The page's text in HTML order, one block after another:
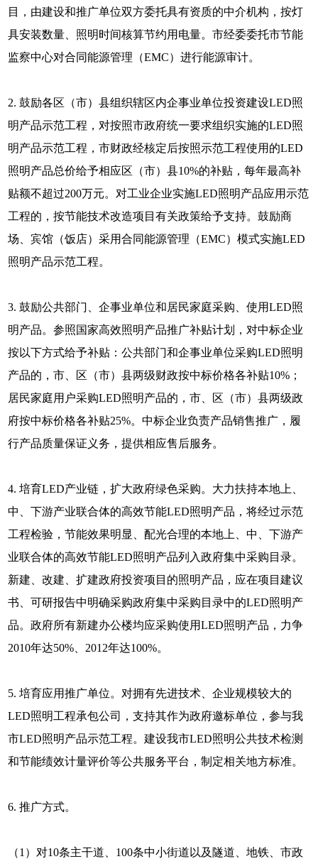
目，由建设和推广单位双方委托具有资质的中介机构，按灯
具安装数量、照明时间核算节约用电量。市经委委托市节能
监察中心对合同能源管理（EMC）进行能源审计。
2. 鼓励各区（市）县组织辖区内企事业单位投资建设LED照
明产品示范工程，对按照市政府统一要求组织实施的LED照
明产品示范工程，市财政经核定后按照示范工程使用的LED
照明产品总价给予相应区（市）县10%的补贴，每年最高补
贴额不超过200万元。对工业企业实施LED照明产品应用示范
工程的，按节能技术改造项目有关政策给予支持。鼓励商
场、宾馆（饭店）采用合同能源管理（EMC）模式实施LED
照明产品示范工程。
3. 鼓励公共部门、企事业单位和居民家庭采购、使用LED照
明产品。参照国家高效照明产品推广补贴计划，对中标企业
按以下方式给予补贴：公共部门和企事业单位采购LED照明
产品的，市、区（市）县两级财政按中标价格各补贴10%；
居民家庭用户采购LED照明产品的，市、区（市）县两级政
府按中标价格各补贴25%。中标企业负责产品销售推广，履
行产品质量保证义务，提供相应售后服务。
4. 培育LED产业链，扩大政府绿色采购。大力扶持本地上、
中、下游产业联合体的高效节能LED照明产品，将经过示范
工程检验，节能效果明显、配光合理的本地上、中、下游产
业联合体的高效节能LED照明产品列入政府集中采购目录。
新建、改建、扩建政府投资项目的照明产品，应在项目建议
书、可研报告中明确采购政府集中采购目录中的LED照明产
品。政府所有新建办公楼均应采购使用LED照明产品，力争
2010年达50%、2012年达100%。
5. 培育应用推广单位。对拥有先进技术、企业规模较大的
LED照明工程承包公司，支持其作为政府邀标单位，参与我
市LED照明产品示范工程。建设我市LED照明公共技术检测
和节能绩效计量评价等公共服务平台，制定相关地方标准。
6. 推广方式。
（1）对10条主干道、100条中小街道以及隧道、地铁、市政